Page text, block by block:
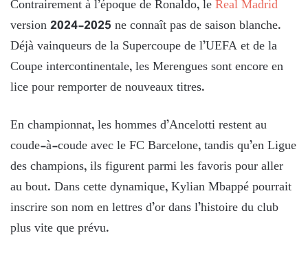
Contrairement à l’époque de Ronaldo, leReal Madrid
version 2024-2025 ne connaît pas de saison blanche.
Déjà vainqueurs de la Supercoupe de l’UEFA et de la
Coupe intercontinentale, les Merengues sont encore en
lice pour remporter de nouveaux titres.
En championnat, les hommes d’Ancelotti restent au
coude-à-coude avec le FC Barcelone, tandis qu’en Ligue
des champions, ils figurent parmi les favoris pour aller
au bout. Dans cette dynamique, Kylian Mbappé pourrait
inscrire son nom en lettres d’or dans l’histoire du club
plus vite que prévu.